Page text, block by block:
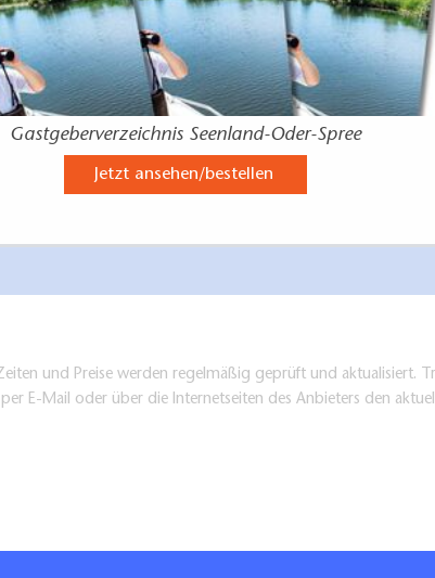
Gastgeberverzeichnis Seenland-Oder-Spree
Jetzt ansehen/bestellen
und Preise werden regelmäßig geprüft und aktualisiert.
E-Mail oder über die Internetseiten des Anbieters den